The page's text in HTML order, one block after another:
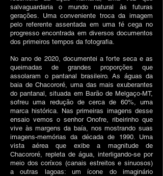
salvaguardaria o mundo natural às futuras
gerações. Uma conveniente troca da imagem
pelo referente assentada em uma fé cega no
progresso encontrada em diversos documentos
dos primeiros tempos da fotografia.
No ano de 2020, documentei a forte seca e as
queimadas de grandes proporções que
assolaram o pantanal brasileiro. As águas da
baia de Chacororé, uma das mais exuberantes
do pantanal, situada em Barão de Melgaço-MT,
sofreu uma redução de cerca de 60%, uma
marca histórica. Nas primeiras imagens desse
ensaio vemos o senhor Onofre, ribeirinho que
vive às margens da baía, nos mostrando suas
imagens-memórias da década de 1990. Uma
vista aérea que exibe a magnitude de
Chacororé, repleta de água, interligando-se por
meio dos coríxos (canais estreitos e sinuosos)
a outras lagoas: um ícone do imaginário